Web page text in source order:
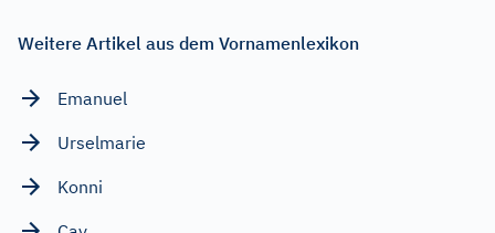
Weitere Artikel aus dem Vornamenlexikon
Emanuel
Urselmarie
Konni